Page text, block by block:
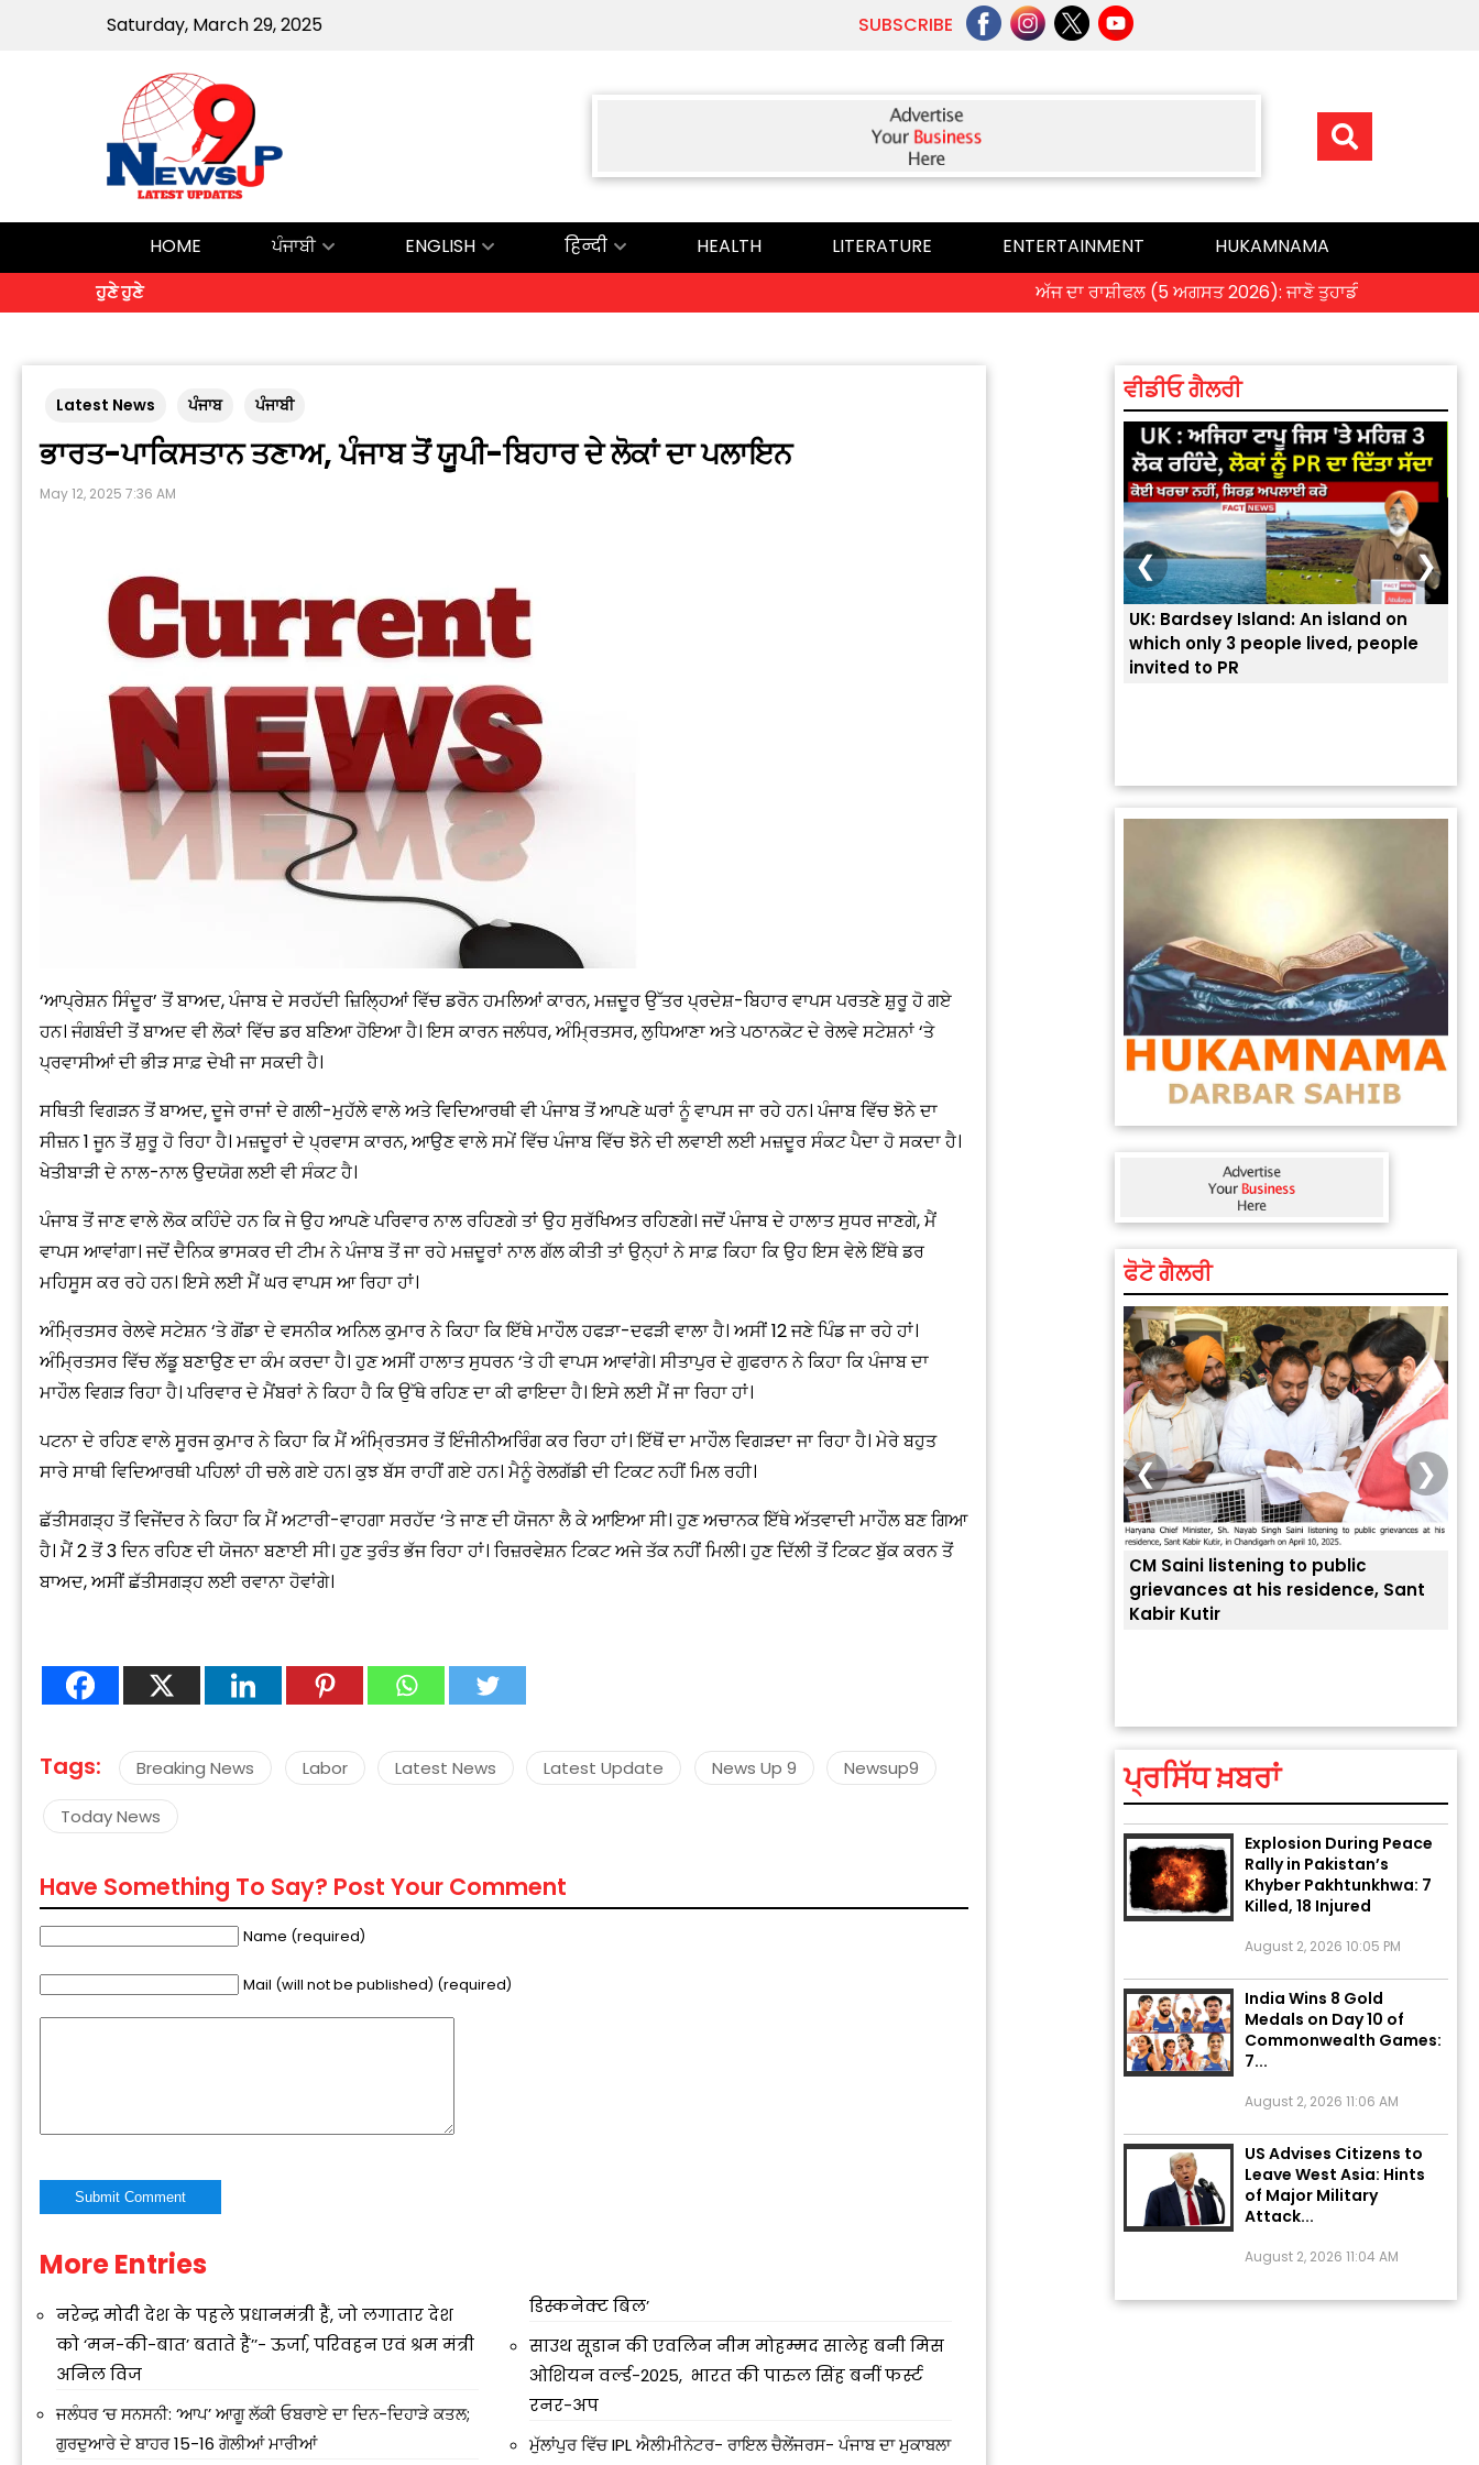
Saturday, March 29, 2025 SUBSCRIBE
HOME ਪੰਜਾਬੀ ENGLISH हिन्दी HEALTH LITERATURE ENTERTAINMENT
HUKAMNAMA
ਹੁਣੇ ਹੁਣੇ
ਅੱਜ ਦਾ ਰਾਸ਼ੀਫਲ (5 ਅਗਸਤ 2026): ਜਾਣੋ ਤੁਹਾਡੀ ਰਾਸ਼ੀ ‘ਤੇ ਗ੍ਰਹਿਆਂ ਦੀ
Latest News ਪੰਜਾਬ ਪੰਜਾਬੀ
ਭਾਰਤ-ਪਾਕਿਸਤਾਨ ਤਣਾਅ, ਪੰਜਾਬ ਤੋਂ ਯੂਪੀ-ਬਿਹਾਰ ਦੇ ਲੋਕਾਂ ਦਾ ਪਲਾਇਨ
May 12, 2025 7:36 AM
‘ਆਪ੍ਰੇਸ਼ਨ ਸਿੰਦੂਰ’ ਤੋਂ ਬਾਅਦ, ਪੰਜਾਬ ਦੇ ਸਰਹੱਦੀ ਜ਼ਿਲ੍ਹਿਆਂ ਵਿੱਚ ਡਰੋਨ ਹਮਲਿਆਂ ਕਾਰਨ, ਮਜ਼ਦੂਰ ਉੱਤਰ ਪ੍ਰਦੇਸ਼-ਬਿਹਾਰ ਵਾਪਸ ਪਰਤਣੇ ਸ਼ੁਰੂ ਹੋ ਗਏ
ਹਨ। ਜੰਗਬੰਦੀ ਤੋਂ ਬਾਅਦ ਵੀ ਲੋਕਾਂ ਵਿੱਚ ਡਰ ਬਣਿਆ ਹੋਇਆ ਹੈ। ਇਸ ਕਾਰਨ ਜਲੰਧਰ, ਅੰਮ੍ਰਿਤਸਰ, ਲੁਧਿਆਣਾ ਅਤੇ ਪਠਾਨਕੋਟ ਦੇ ਰੇਲਵੇ ਸਟੇਸ਼ਨਾਂ ‘ਤੇ
ਪ੍ਰਵਾਸੀਆਂ ਦੀ ਭੀੜ ਸਾਫ਼ ਦੇਖੀ ਜਾ ਸਕਦੀ ਹੈ।
ਸਥਿਤੀ ਵਿਗੜਨ ਤੋਂ ਬਾਅਦ, ਦੂਜੇ ਰਾਜਾਂ ਦੇ ਗਲੀ-ਮੁਹੱਲੇ ਵਾਲੇ ਅਤੇ ਵਿਦਿਆਰਥੀ ਵੀ ਪੰਜਾਬ ਤੋਂ ਆਪਣੇ ਘਰਾਂ ਨੂੰ ਵਾਪਸ ਜਾ ਰਹੇ ਹਨ। ਪੰਜਾਬ ਵਿੱਚ ਝੋਨੇ ਦਾ
ਸੀਜ਼ਨ 1 ਜੂਨ ਤੋਂ ਸ਼ੁਰੂ ਹੋ ਰਿਹਾ ਹੈ। ਮਜ਼ਦੂਰਾਂ ਦੇ ਪ੍ਰਵਾਸ ਕਾਰਨ, ਆਉਣ ਵਾਲੇ ਸਮੇਂ ਵਿੱਚ ਪੰਜਾਬ ਵਿੱਚ ਝੋਨੇ ਦੀ ਲਵਾਈ ਲਈ ਮਜ਼ਦੂਰ ਸੰਕਟ ਪੈਦਾ ਹੋ ਸਕਦਾ ਹੈ।
ਖੇਤੀਬਾੜੀ ਦੇ ਨਾਲ-ਨਾਲ ਉਦਯੋਗ ਲਈ ਵੀ ਸੰਕਟ ਹੈ।
ਪੰਜਾਬ ਤੋਂ ਜਾਣ ਵਾਲੇ ਲੋਕ ਕਹਿੰਦੇ ਹਨ ਕਿ ਜੇ ਉਹ ਆਪਣੇ ਪਰਿਵਾਰ ਨਾਲ ਰਹਿਣਗੇ ਤਾਂ ਉਹ ਸੁਰੱਖਿਅਤ ਰਹਿਣਗੇ। ਜਦੋਂ ਪੰਜਾਬ ਦੇ ਹਾਲਾਤ ਸੁਧਰ ਜਾਣਗੇ, ਮੈਂ
ਵਾਪਸ ਆਵਾਂਗਾ। ਜਦੋਂ ਦੈਨਿਕ ਭਾਸਕਰ ਦੀ ਟੀਮ ਨੇ ਪੰਜਾਬ ਤੋਂ ਜਾ ਰਹੇ ਮਜ਼ਦੂਰਾਂ ਨਾਲ ਗੱਲ ਕੀਤੀ ਤਾਂ ਉਨ੍ਹਾਂ ਨੇ ਸਾਫ਼ ਕਿਹਾ ਕਿ ਉਹ ਇਸ ਵੇਲੇ ਇੱਥੇ ਡਰ
ਮਹਿਸੂਸ ਕਰ ਰਹੇ ਹਨ। ਇਸੇ ਲਈ ਮੈਂ ਘਰ ਵਾਪਸ ਆ ਰਿਹਾ ਹਾਂ।
ਅੰਮ੍ਰਿਤਸਰ ਰੇਲਵੇ ਸਟੇਸ਼ਨ ‘ਤੇ ਗੋਂਡਾ ਦੇ ਵਸਨੀਕ ਅਨਿਲ ਕੁਮਾਰ ਨੇ ਕਿਹਾ ਕਿ ਇੱਥੇ ਮਾਹੌਲ ਹਫੜਾ-ਦਫੜੀ ਵਾਲਾ ਹੈ। ਅਸੀਂ 12 ਜਣੇ ਪਿੰਡ ਜਾ ਰਹੇ ਹਾਂ।
ਅੰਮ੍ਰਿਤਸਰ ਵਿੱਚ ਲੱਡੂ ਬਣਾਉਣ ਦਾ ਕੰਮ ਕਰਦਾ ਹੈ। ਹੁਣ ਅਸੀਂ ਹਾਲਾਤ ਸੁਧਰਨ ‘ਤੇ ਹੀ ਵਾਪਸ ਆਵਾਂਗੇ। ਸੀਤਾਪੁਰ ਦੇ ਗੁਫਰਾਨ ਨੇ ਕਿਹਾ ਕਿ ਪੰਜਾਬ ਦਾ
ਮਾਹੌਲ ਵਿਗੜ ਰਿਹਾ ਹੈ। ਪਰਿਵਾਰ ਦੇ ਮੈਂਬਰਾਂ ਨੇ ਕਿਹਾ ਹੈ ਕਿ ਉੱਥੇ ਰਹਿਣ ਦਾ ਕੀ ਫਾਇਦਾ ਹੈ। ਇਸੇ ਲਈ ਮੈਂ ਜਾ ਰਿਹਾ ਹਾਂ।
ਪਟਨਾ ਦੇ ਰਹਿਣ ਵਾਲੇ ਸੂਰਜ ਕੁਮਾਰ ਨੇ ਕਿਹਾ ਕਿ ਮੈਂ ਅੰਮ੍ਰਿਤਸਰ ਤੋਂ ਇੰਜੀਨੀਅਰਿੰਗ ਕਰ ਰਿਹਾ ਹਾਂ। ਇੱਥੋਂ ਦਾ ਮਾਹੌਲ ਵਿਗੜਦਾ ਜਾ ਰਿਹਾ ਹੈ। ਮੇਰੇ ਬਹੁਤ
ਸਾਰੇ ਸਾਥੀ ਵਿਦਿਆਰਥੀ ਪਹਿਲਾਂ ਹੀ ਚਲੇ ਗਏ ਹਨ। ਕੁਝ ਬੱਸ ਰਾਹੀਂ ਗਏ ਹਨ। ਮੈਨੂੰ ਰੇਲਗੱਡੀ ਦੀ ਟਿਕਟ ਨਹੀਂ ਮਿਲ ਰਹੀ।
ਛੱਤੀਸਗੜ੍ਹ ਤੋਂ ਵਿਜੇਂਦਰ ਨੇ ਕਿਹਾ ਕਿ ਮੈਂ ਅਟਾਰੀ-ਵਾਹਗਾ ਸਰਹੱਦ ‘ਤੇ ਜਾਣ ਦੀ ਯੋਜਨਾ ਲੈ ਕੇ ਆਇਆ ਸੀ। ਹੁਣ ਅਚਾਨਕ ਇੱਥੇ ਅੱਤਵਾਦੀ ਮਾਹੌਲ ਬਣ ਗਿਆ
ਹੈ। ਮੈਂ 2 ਤੋਂ 3 ਦਿਨ ਰਹਿਣ ਦੀ ਯੋਜਨਾ ਬਣਾਈ ਸੀ। ਹੁਣ ਤੁਰੰਤ ਭੱਜ ਰਿਹਾ ਹਾਂ। ਰਿਜ਼ਰਵੇਸ਼ਨ ਟਿਕਟ ਅਜੇ ਤੱਕ ਨਹੀਂ ਮਿਲੀ। ਹੁਣ ਦਿੱਲੀ ਤੋਂ ਟਿਕਟ ਬੁੱਕ ਕਰਨ ਤੋਂ
ਬਾਅਦ, ਅਸੀਂ ਛੱਤੀਸਗੜ੍ਹ ਲਈ ਰਵਾਨਾ ਹੋਵਾਂਗੇ।
Tags: Breaking News Labor Latest News Latest Update News Up 9 Newsup9
Today News
Have Something To Say? Post Your Comment
Name (required)
Mail (will not be published) (required)
Alternative:
More Entries
नरेन्द्र मोदी देश के पहले प्रधानमंत्री हैं, जो लगातार देश
को ‘मन-की-बात’ बताते हैं’’- ऊर्जा, परिवहन एवं श्रम मंत्री
अनिल विज
ਜਲੰਧਰ ‘ਚ ਸਨਸਨੀ: ‘ਆਪ’ ਆਗੂ ਲੱਕੀ ਓਬਰਾਏ ਦਾ ਦਿਨ-ਦਿਹਾੜੇ ਕਤਲ;
ਗੁਰਦੁਆਰੇ ਦੇ ਬਾਹਰ 15-16 ਗੋਲੀਆਂ ਮਾਰੀਆਂ
डिस्कनेक्ट बिल’
साउथ सूडान की एवलिन नीम मोहम्मद सालेह बनी मिस
ओशियन वर्ल्ड-2025, भारत की पारुल सिंह बनीं फर्स्ट
रनर-अप
ਮੁੱਲਾਂਪੁਰ ਵਿੱਚ IPL ਐਲੀਮੀਨੇਟਰ- ਰਾਇਲ ਚੈਲੇਂਜਰਸ- ਪੰਜਾਬ ਦਾ ਮੁਕਾਬਲਾ
ਵੀਡੀਓ ਗੈਲਰੀ
Prabh Harmandar Sohna
UK: Bardsey Island: An island on
which only 3 people lived, people
invited to PR
❮ ❯
ਫੋਟੋ ਗੈਲਰੀ
challenge, not from the comfort
zone.”
CM Saini listening to public
grievances at his residence, Sant
Kabir Kutir
❮ ❯
ਪ੍ਰਸਿੱਧ ਖ਼ਬਰਾਂ
ਗ੍ਰਹਿਆਂ ਦੀ...
August 5, 2026 6:23 AM
Explosion During Peace
Rally in Pakistan’s
Khyber Pakhtunkhwa: 7
Killed, 18 Injured
India Wins 8 Gold
Medals on Day 10 of
Commonwealth Games:
7...
US Advises Citizens to
Leave West Asia: Hints
of Major Military
Attack...
Sisters Marry Twin